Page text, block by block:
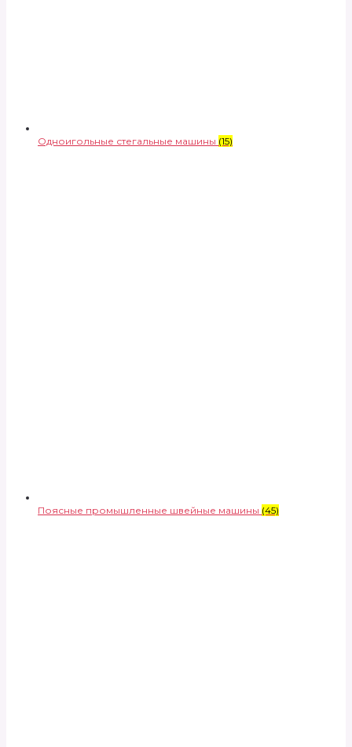
Одноигольные стегальные машины (15)
Поясные промышленные швейные машины (45)